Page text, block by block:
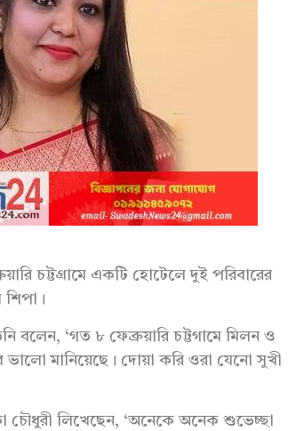
চট্টগ্রামে একটি হোটেলে দুই পরিবারের
শিপা।
বলেন, ‘গত ৮ ফেব্রুয়ারি চট্টগামে মিলন ও
মানিয়েছে। দোয়া করি ওরা যেনো সুখী
চৌধুরী লিখেছেন, ‘অনেকে অনেক শুভেচ্ছা